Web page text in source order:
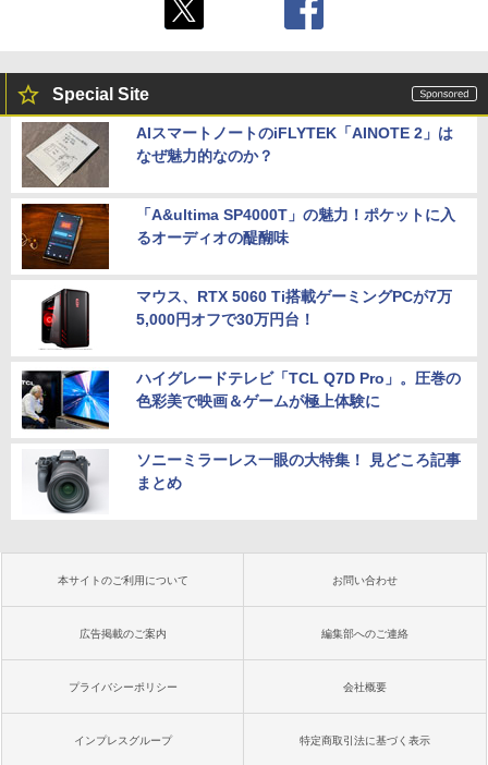
Special Site
AIスマートノートのiFLYTEK「AINOTE 2」は
なぜ魅力的なのか？
「A&ultima SP4000T」の魅力！ポケットに入
るオーディオの醍醐味
マウス、RTX 5060 Ti搭載ゲーミングPCが7万
5,000円オフで30万円台！
ハイグレードテレビ「TCL Q7D Pro」。圧巻の
色彩美で映画＆ゲームが極上体験に
ソニーミラーレス一眼の大特集！ 見どころ記事
まとめ
本サイトのご利用について お問い合わせ
広告掲載のご案内 編集部へのご連絡
プライバシーポリシー 会社概要
インプレスグループ 特定商取引法に基づく表示